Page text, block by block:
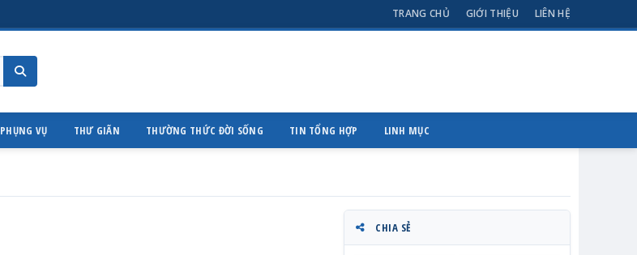
TRANG CHỦ GIỚI THIỆU LIÊN HỆ
VỤ THƯ GIÃN THƯỜNG THỨC ĐỜI SỐNG TIN TỔNG HỢP LINH MỤC
CHIA SẺ